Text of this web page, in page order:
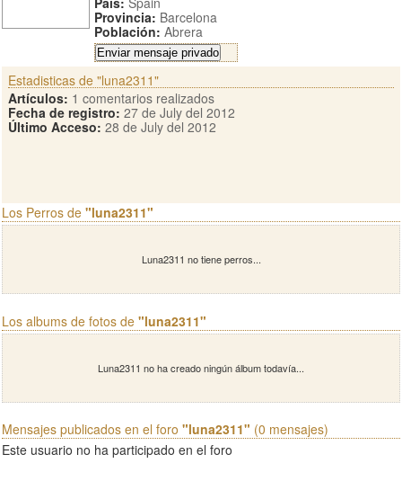
Provincia: Barcelona
Población: Abrera
Estadisticas de "luna2311"
Artículos: 1 comentarios realizados
Fecha de registro: 27 de July del 2012
Último Acceso: 28 de July del 2012
Los Perros de "luna2311"
Luna2311 no tiene perros...
Los albums de fotos de "luna2311"
Luna2311 no ha creado ningún álbum todavía...
Mensajes publicados en el foro "luna2311" (0 mensajes)
Este usuario no ha participado en el foro